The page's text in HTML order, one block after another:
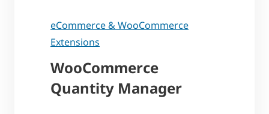
eCommerce & WooCommerce
Extensions
WooCommerce
Quantity Manager